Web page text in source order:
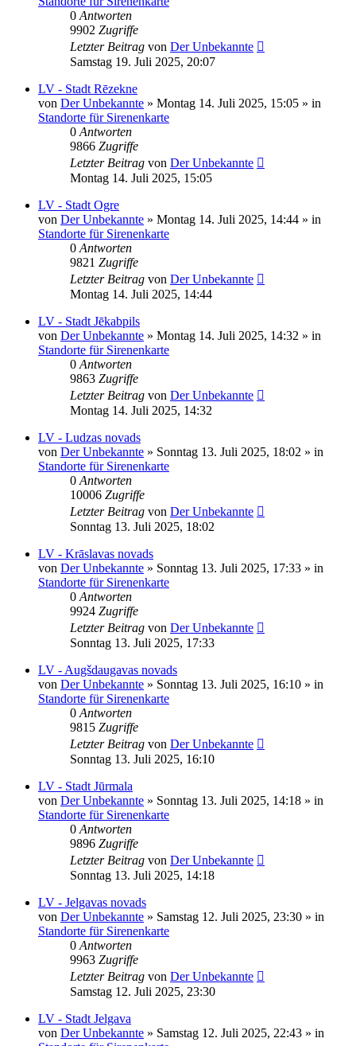
0 Antworten
9902 Zugriffe
Letzter Beitrag von Der Unbekannte
Samstag 19. Juli 2025, 20:07
LV - Stadt Rēzekne
von Der Unbekannte » Montag 14. Juli 2025, 15:05 » in
Standorte für Sirenenkarte
0 Antworten
9866 Zugriffe
Letzter Beitrag von Der Unbekannte
Montag 14. Juli 2025, 15:05
LV - Stadt Ogre
von Der Unbekannte » Montag 14. Juli 2025, 14:44 » in
Standorte für Sirenenkarte
0 Antworten
9821 Zugriffe
Letzter Beitrag von Der Unbekannte
Montag 14. Juli 2025, 14:44
LV - Stadt Jēkabpils
von Der Unbekannte » Montag 14. Juli 2025, 14:32 » in
Standorte für Sirenenkarte
0 Antworten
9863 Zugriffe
Letzter Beitrag von Der Unbekannte
Montag 14. Juli 2025, 14:32
LV - Ludzas novads
von Der Unbekannte » Sonntag 13. Juli 2025, 18:02 » in
Standorte für Sirenenkarte
0 Antworten
10006 Zugriffe
Letzter Beitrag von Der Unbekannte
Sonntag 13. Juli 2025, 18:02
LV - Krāslavas novads
von Der Unbekannte » Sonntag 13. Juli 2025, 17:33 » in
Standorte für Sirenenkarte
0 Antworten
9924 Zugriffe
Letzter Beitrag von Der Unbekannte
Sonntag 13. Juli 2025, 17:33
LV - Augšdaugavas novads
von Der Unbekannte » Sonntag 13. Juli 2025, 16:10 » in
Standorte für Sirenenkarte
0 Antworten
9815 Zugriffe
Letzter Beitrag von Der Unbekannte
Sonntag 13. Juli 2025, 16:10
LV - Stadt Jūrmala
von Der Unbekannte » Sonntag 13. Juli 2025, 14:18 » in
Standorte für Sirenenkarte
0 Antworten
9896 Zugriffe
Letzter Beitrag von Der Unbekannte
Sonntag 13. Juli 2025, 14:18
LV - Jelgavas novads
von Der Unbekannte » Samstag 12. Juli 2025, 23:30 » in
Standorte für Sirenenkarte
0 Antworten
9963 Zugriffe
Letzter Beitrag von Der Unbekannte
Samstag 12. Juli 2025, 23:30
LV - Stadt Jelgava
von Der Unbekannte » Samstag 12. Juli 2025, 22:43 » in